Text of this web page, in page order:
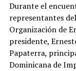
Durante el
representantes
Organización de
presidente,
Papaterra,
Dominicana de